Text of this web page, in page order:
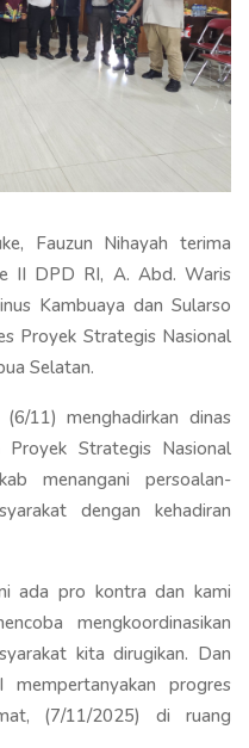
Fauzun Nihayah terima
II DPD RI, A. Abd. Waris
Kambuaya dan Sularso
Proyek Strategis Nasional
Selatan.
11) menghadirkan dinas
Proyek Strategis Nasional
menangani persoalan-
dengan kehadiran
ada pro kontra dan kami
mengkoordinasikan
kita dirugikan. Dan
progres
(7/11/2025) di ruang